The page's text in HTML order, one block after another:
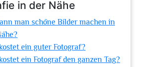
in der Nähe
man schöne Bilder machen in
ein guter Fotograf?
ein Fotograf den ganzen Tag?